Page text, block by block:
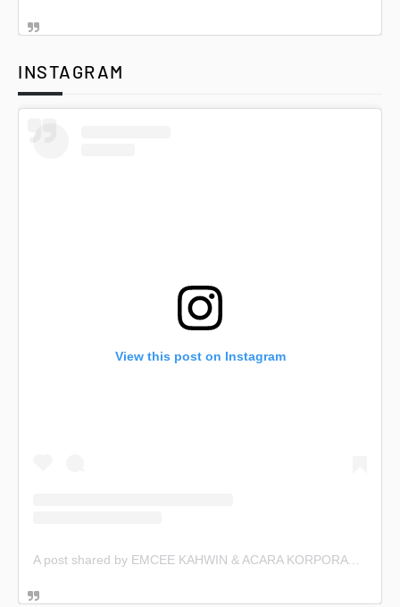
INSTAGRAM
View this post on Instagram
A post shared by EMCEE KAHWIN & ACARA KORPORAT (@emceekahwin)